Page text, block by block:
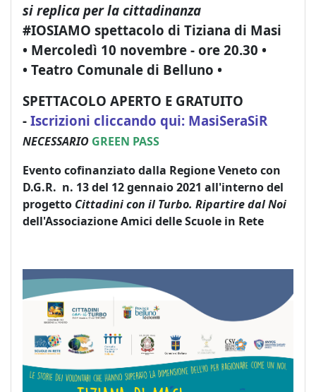
si replica per la cittadinanza
#IOSIAMO spettacolo di Tiziana di Masi
• Mercoledì 10 novembre - ore 20.30 •
• Teatro Comunale di Belluno •
SPETTACOLO APERTO E GRATUITO
- Iscrizioni cliccando qui: MasiSeraSiR
NECESSARIO GREEN PASS
Evento cofinanziato dalla Regione Veneto con
D.G.R. n. 13 del 12 gennaio 2021 all'interno del
progetto Cittadini con il Turbo. Ripartire dal Noi
dell'Associazione Amici delle Scuole in Rete